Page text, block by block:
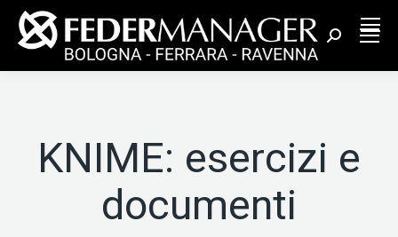
Cerca:
KNIME: esercizi e
documenti